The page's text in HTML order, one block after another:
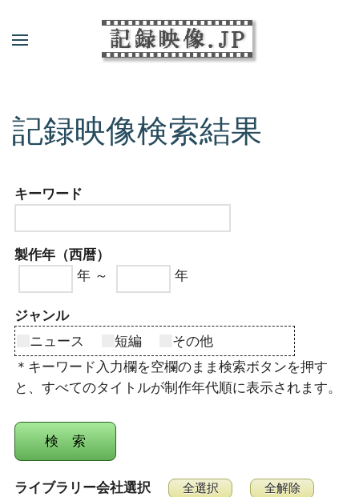
記録映像検索結果
キーワード
製作年（西暦）
年 ～
年
ジャンル
ニュース
短編
その他
＊キーワード入力欄を空欄のまま検索ボタンを押す
と、すべてのタイトルが制作年代順に表示されます。
ライブラリー会社選択